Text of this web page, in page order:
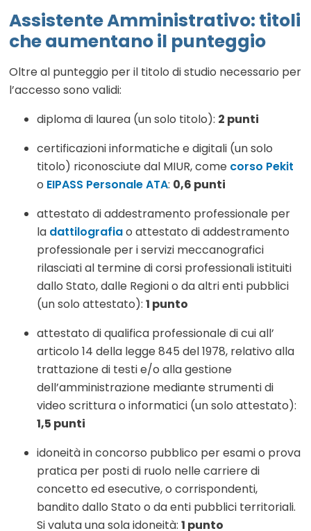
Assistente Amministrativo: titoli
che aumentano il punteggio
Oltre al punteggio per il titolo di studio necessario per
l’accesso sono validi:
diploma di laurea (un solo titolo): 2 punti
certificazioni informatiche e digitali (un solo
titolo) riconosciute dal MIUR, come corso Pekit
o EIPASS Personale ATA: 0,6 punti
attestato di addestramento professionale per
la dattilografiao attestato di addestramento
professionale per i servizi meccanografici
rilasciati al termine di corsi professionali istituiti
dallo Stato, dalle Regioni o da altri enti pubblici
(un solo attestato): 1 punto
attestato di qualifica professionale di cui all’
articolo 14 della legge 845 del 1978, relativo alla
trattazione di testi e/o alla gestione
dell’amministrazione mediante strumenti di
video scrittura o informatici (un solo attestato):
1,5 punti
idoneità in concorso pubblico per esami o prova
pratica per posti di ruolo nelle carriere di
concetto ed esecutive, o corrispondenti,
bandito dallo Stato o da enti pubblici territoriali.
Si valuta una sola idoneità: 1 punto